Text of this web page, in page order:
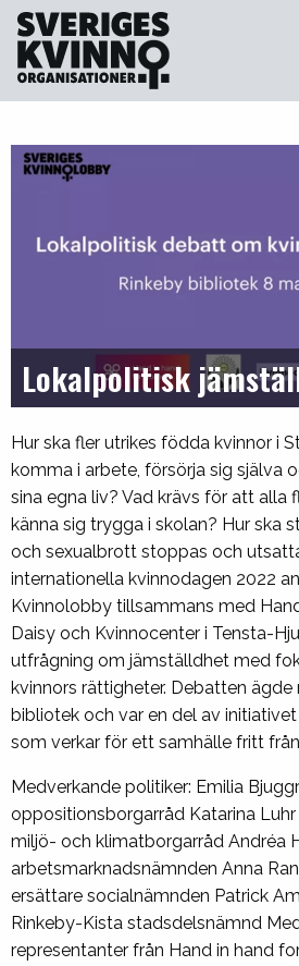
Sveriges Kvinnoorganisationer
Lokalpolitisk
Hur ska fler utrikes födda kvinnor i
komma i arbete, försörja sig själva
sina egna liv? Vad krävs för att alla
känna sig trygga i skolan? Hur ska
och sexualbrott stoppas och
internationella kvinnodagen 2022
Kvinnolobby tillsammans med
Daisy och Kvinnocenter i Tensta-
utfrågning om jämställdhet med
kvinnors rättigheter. Debatten ägde
bibliotek och var en del av
som verkar för ett samhälle fritt
Medverkande politiker: Emilia
oppositionsborgarråd Katarina
miljö- och klimatborgarråd Andréa
arbetsmarknadsnämnden Anna
ersättare socialnämnden Patrick
Rinkeby-Kista stadsdelsnämnd
representanter från Hand in hand